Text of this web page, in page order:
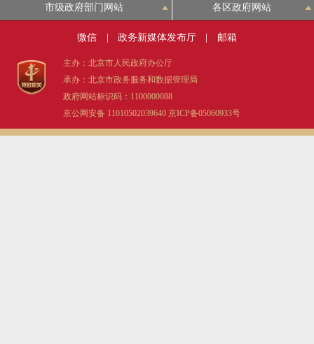
多语种
ENGLISH
市级政府部门网站 各区政府网站
微信 政务新媒体发布厅 邮箱
主办：北京市人民政府办公厅
承办：北京市政务服务和数据管理局
政府网站标识码：1100000088
京公网安备 11010502039640 京ICP备05060933号